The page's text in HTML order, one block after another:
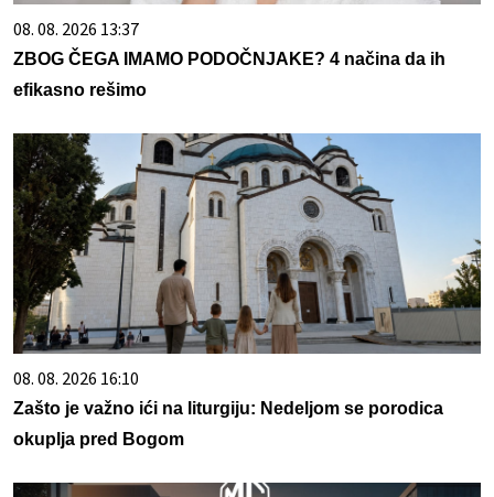
08. 08. 2026 13:37
ZBOG ČEGA IMAMO PODOČNJAKE? 4 načina da ih
efikasno rešimo
08. 08. 2026 16:10
Zašto je važno ići na liturgiju: Nedeljom se porodica
okuplja pred Bogom